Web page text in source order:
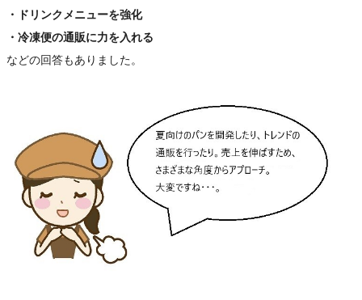
・ドリンクメニューを強化
・冷凍便の通販に力を入れる
などの回答もありました。